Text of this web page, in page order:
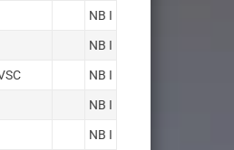
NB I
NB I
NB I
NB I
NB I